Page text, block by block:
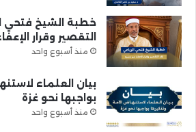
خطبة الشيخ فتحي
التقصير وقرار
منذ أسبوع واحد
بيان العلماء
بواجبها نحو غزة
منذ أسبوع واحد